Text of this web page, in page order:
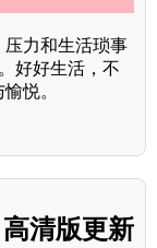
力和生活琐事
好好生活，不
悦。
清版更新